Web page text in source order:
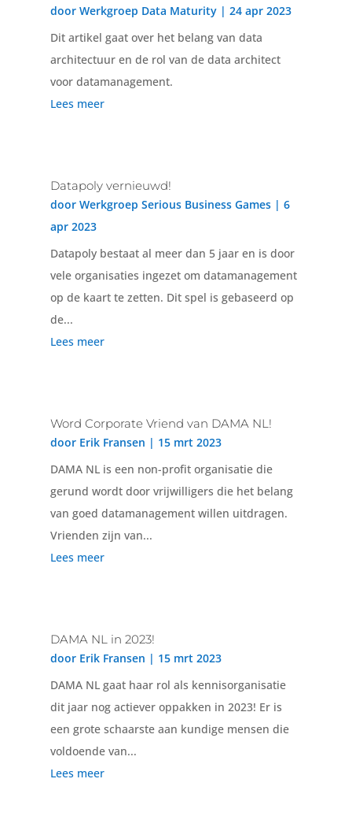
door Werkgroep Data Maturity| 24 apr 2023
Dit artikel gaat over het belang van data
architectuur en de rol van de data architect
voor datamanagement.
Lees meer
Datapoly vernieuwd!
door Werkgroep Serious Business Games| 6
apr 2023
Datapoly bestaat al meer dan 5 jaar en is door
vele organisaties ingezet om datamanagement
op de kaart te zetten. Dit spel is gebaseerd op
de...
Lees meer
Word Corporate Vriend van DAMA NL!
door Erik Fransen | 15 mrt 2023
DAMA NL is een non-profit organisatie die
gerund wordt door vrijwilligers die het belang
van goed datamanagement willen uitdragen.
Vrienden zijn van...
Lees meer
DAMA NL in 2023!
door Erik Fransen | 15 mrt 2023
DAMA NL gaat haar rol als kennisorganisatie
dit jaar nog actiever oppakken in 2023! Er is
een grote schaarste aan kundige mensen die
voldoende van...
Lees meer